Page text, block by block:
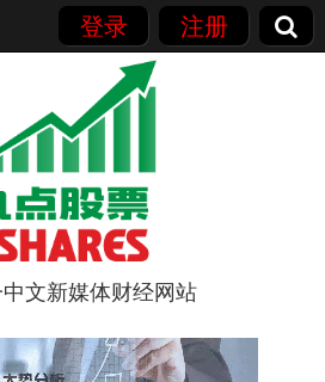
登录 注册
文新媒体财经网站